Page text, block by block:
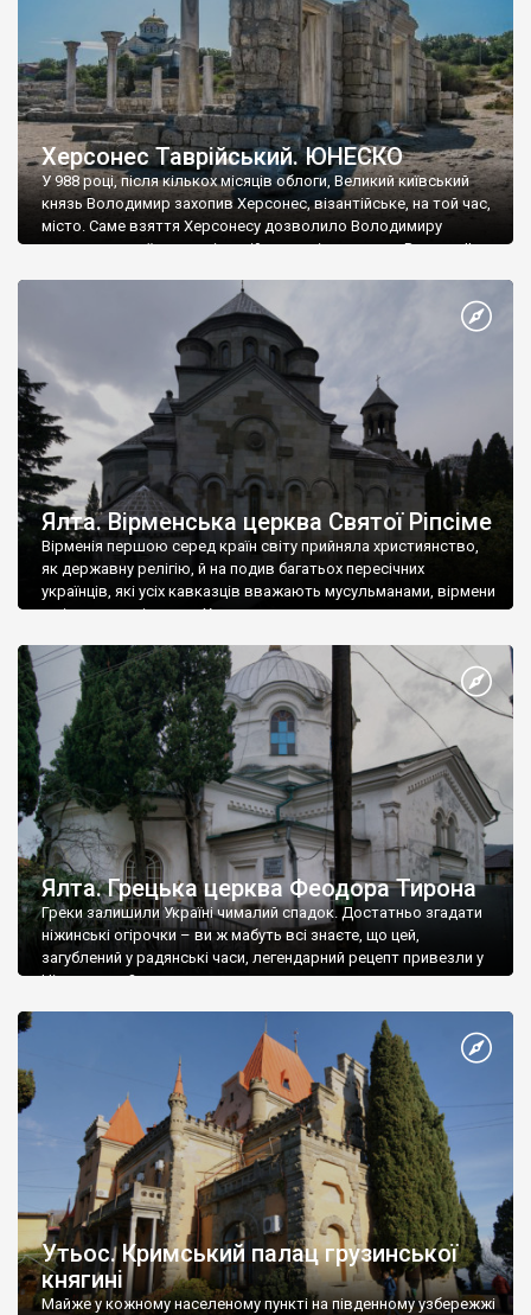
Херсонес Таврійський. ЮНЕСКО
У 988 році, після кількох місяців облоги, Великий київський
князь Володимир захопив Херсонес, візантійське, на той час,
місто. Саме взяття Херсонесу дозволило Володимиру
диктувати свої умови візантійському імператору Василю ІІ, та
Херсонесі Володимир-язичник, став Василем-християнином.
А потім було Хрещення Русі. На честь Херсонесу Таврійського
Ялта. Вірменська церква Святої Ріпсіме
Вірменія першою серед країн світу прийняла християнство,
як державну релігію, й на подив багатьох пересічних
українців, які усіх кавказців вважають мусульманами, вірмени
є відданими вірянами Христа
Ялта. Грецька церква Феодора Тирона
Греки залишили Україні чималий спадок. Достатньо згадати
ніжинські огірочки – ви ж мабуть всі знаєте, що цей,
загублений у радянські часи, легендарний рецепт привезли у
Ніжин греки?
Утьос. Кримський палац грузинської
княгині
Майже у кожному населеному пункті на південному узбережжі